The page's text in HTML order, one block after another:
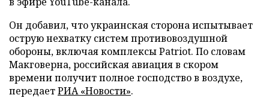
Он добавил, что украинская сторона испытывает
острую нехватку систем противовоздушной
обороны, включая комплексы Patriot. По словам
Макговерна, российская авиация в скором
времени получит полное господство в воздухе,
передаетРИА «Новости».